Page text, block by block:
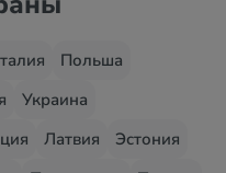
Польша
Украина
Латвия
Эстония